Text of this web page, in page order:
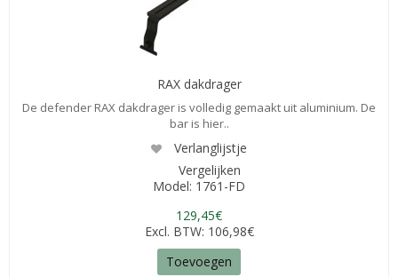
RAX dakdrager
De defender RAX dakdrager is volledig gemaakt uit aluminium. De
bar is hier..
Verlanglijstje
Vergelijken
Model: 1761-FD
129,45€
Excl. BTW: 106,98€
Toevoegen